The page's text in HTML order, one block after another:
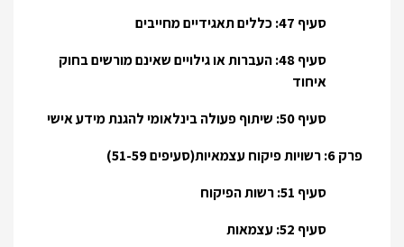
סעיף 47: כללים תאגידיים מחייבים
סעיף 48: העברות או גילויים שאינם מורשים בחוק
איחוד
סעיף 50: שיתוף פעולה בינלאומי להגנת מידע אישי
פרק 6: רשויות פיקוח עצמאיות(סעיפים 51-59)
סעיף 51: רשות הפיקוח
סעיף 52: עצמאות